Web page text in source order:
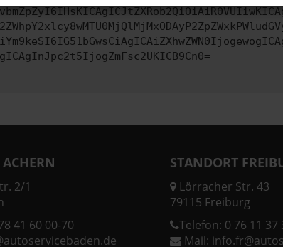
2/1
41 60 00-70
STANDORT
Lörracher Str. 43
79115 Freiburg
Telefon: 0 76 11 37
Mail: